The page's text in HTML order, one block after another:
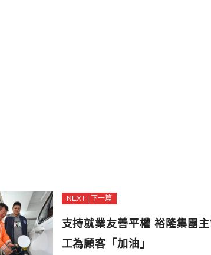
NEXT | 下一篇
支持就業友善平權 裕隆集團
工為顧客「加油」